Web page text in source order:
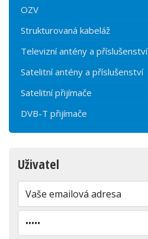
OZV
Strukturovaná kabeláž
Televizní antény a příslušenství
Satelitní antény a příslušenství
Satelitní přijímače
DVB-T přijímače
Uživatel